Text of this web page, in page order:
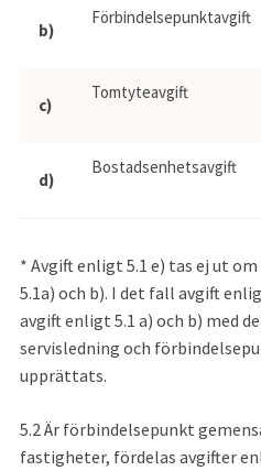
b)
Förbindelsepunktavgift
c)
Tomtyteavgift
d)
Bostadsenhetsavgift
* Avgift enligt 5.1 e) tas ej ut
5.1a) och b). I det fall avgift
avgift enligt 5.1 a) och b) med
servisledning och
upprättats.
5.2 Är förbindelsepunkt
fastigheter, fördelas avgifter